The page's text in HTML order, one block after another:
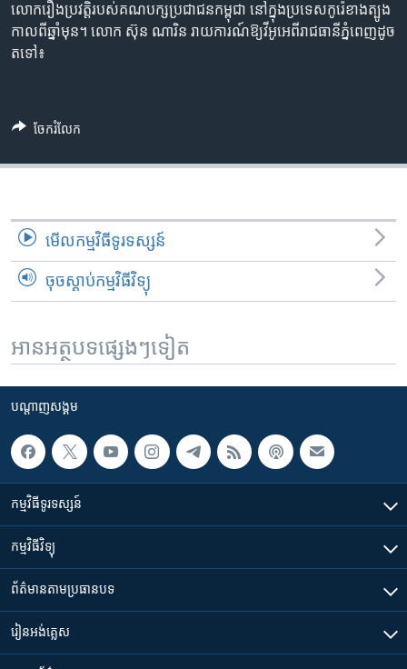
ទំព័រ​
ស្វែង​
រក
ភាសា
លោក​រឿង​ប្រវត្តិ​របស់​គណបក្ស​ប្រជាជន​កម្ពុជា​ នៅ​ក្នុង​ប្រទេស​កូរ៉េ​ខាងត្បូង​
កាល​ពី​ឆ្នាំ​មុន។ លោក​ ស៊ុន ណារិន ​រាយ​ការណ៍​ឱ្យ​វីអូអេ​ពី​រាជធានី​ភ្នំពេញ​ដូច​
ត​ទៅ៖
ចែករំលែក
មើល​កម្មវិធី​ទូរទស្សន៍
ចុចស្តាប់កម្មវិធីវិទ្យុ
អានអត្ថបទផ្សេងៗទៀត
បណ្តាញ​សង្គម
កម្មវិធី​ទូរទស្សន៍
កម្មវិធី​វិទ្យុ
ព័ត៌មាន​តាមប្រធានបទ​
រៀន​​អង់គ្លេស